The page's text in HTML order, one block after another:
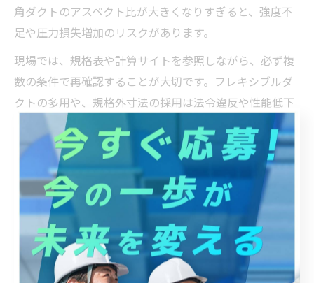
角ダクトのアスペクト比が大きくなりすぎると、強度不
足や圧力損失増加のリスクがあります。
現場では、規格表や計算サイトを参照しながら、必ず複
数の条件で再確認することが大切です。フレキシブルダ
クトの多用や、規格外寸法の採用は法令違反や性能低下
につながるため注意が必要です。計算結果を第三者にダ
ブルチェックしてもらうなど、確認体制の強化も失敗防
止に役立ちます。
適切なダクトサイズ選定の実践知識